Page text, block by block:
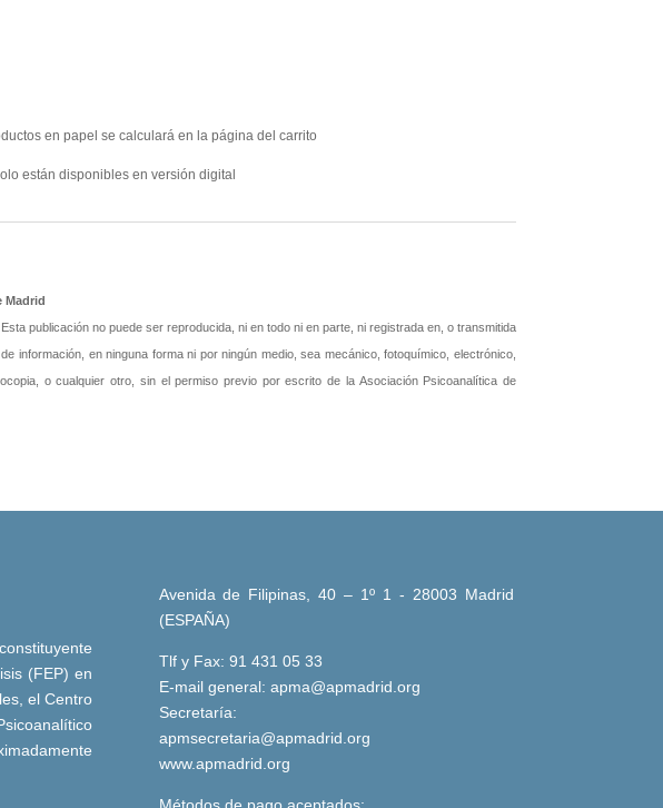
en papel se calculará en la página del carrito
están disponibles en versión digital
Madrid
publicación no puede ser reproducida, ni en todo ni en parte, ni registrada en, o transmitida
información, en ninguna forma ni por ningún medio, sea mecánico, fotoquímico, electrónico,
o cualquier otro, sin el permiso previo por escrito de la Asociación Psicoanalítica de
(FEP) en
el Centro
Avenida de Filipinas, 40 – 1º 1 - 28003 Madrid
(ESPAÑA)
Tlf y Fax: 91 431 05 33
E-mail general: apma@apmadrid.org
Secretaría:
apmsecretaria@apmadrid.org
www.apmadrid.org